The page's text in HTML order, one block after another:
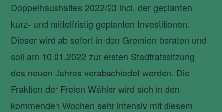
Doppelhaushaltes 2022/23 incl. der geplanten
kurz- und mittelfristig geplanten Investitionen.
Dieser wird ab sofort in den Gremien beraten und
soll am 10.01.2022 zur ersten Stadtratssitzung
des neuen Jahres verabschiedet werden. Die
Fraktion der Freien Wähler wird sich in den
kommenden Wochen sehr intensiv mit diesem